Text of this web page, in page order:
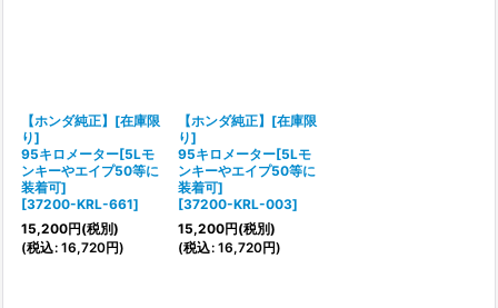
【ホンダ純正】[在庫限
り]
95キロメーター[5Lモ
ンキーやエイプ50等に
装着可]
[37200-KRL-661]
15,200円(税別)
(税込: 16,720円)
【ホンダ純正】[在庫限
り]
95キロメーター[5Lモ
ンキーやエイプ50等に
装着可]
[37200-KRL-003]
15,200円(税別)
(税込: 16,720円)